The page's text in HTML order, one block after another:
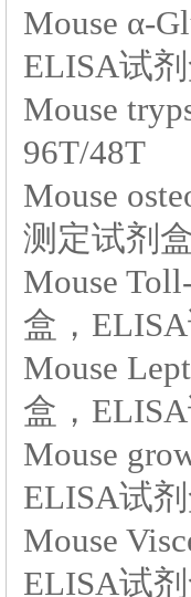
Mouse α-
ELISA试
Mouse
96T/48T
Mouse
测定试剂
Mouse
盒，
Mouse
盒，
Mouse
ELISA试
Mouse
ELISA试